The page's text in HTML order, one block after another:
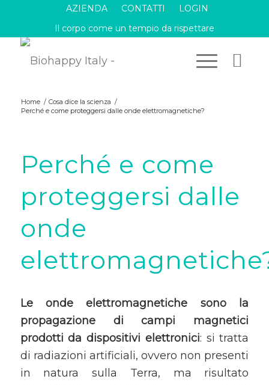
AZIENDA CONTATTI
LOGIN
Il corpo come un tempio da rispettare
Home / Cosa dice la scienza /
Perché e come proteggersi dalle onde elettromagnetiche?
Perché e come
proteggersi dalle
onde
Le onde elettromagnetiche sono la
propagazione di campi magnetici
prodotti da dispositivi elettronici: si tratta
di radiazioni artificiali, ovvero non presenti
in natura sulla Terra, ma risultato